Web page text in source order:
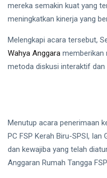
mereka semakin kuat yang
meningkatkan kinerja yang
Melengkapi acara tersebut,
Wahya Anggara memberikan
metoda diskusi interaktif dan
Menutup acara penerimaan
PC FSP Kerah Biru-SPSI,
dan kewajiba yang telah
Anggaran Rumah Tangga